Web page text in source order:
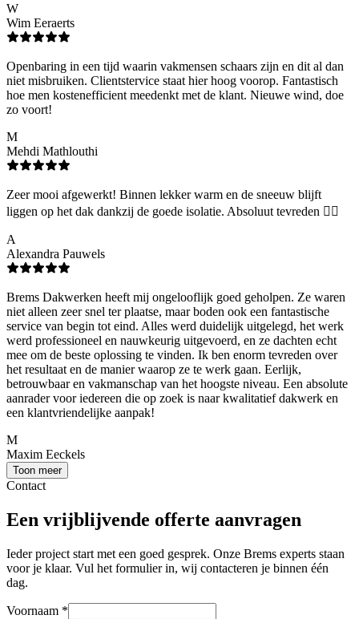
W
Wim Eeraerts
Openbaring in een tijd waarin vakmensen schaars zijn en dit al dan
niet misbruiken. Clientstervice staat hier hoog voorop. Fantastisch
hoe men kostenefficient meedenkt met de klant. Nieuwe wind, doe
zo voort!
M
Mehdi Mathlouthi
Zeer mooi afgewerkt! Binnen lekker warm en de sneeuw blijft
liggen op het dak dankzij de goede isolatie. Absoluut tevreden 👌🏻
A
Alexandra Pauwels
Brems Dakwerken heeft mij ongelooflijk goed geholpen. Ze waren
niet alleen zeer snel ter plaatse, maar boden ook een fantastische
service van begin tot eind. Alles werd duidelijk uitgelegd, het werk
werd professioneel en nauwkeurig uitgevoerd, en ze dachten echt
mee om de beste oplossing te vinden. Ik ben enorm tevreden over
het resultaat en de manier waarop ze te werk gaan. Eerlijk,
betrouwbaar en vakmanschap van het hoogste niveau. Een absolute
aanrader voor iedereen die op zoek is naar kwalitatief dakwerk en
een klantvriendelijke aanpak!
M
Maxim Eeckels
Toon meer
Contact
Een vrijblijvende offerte aanvragen
Ieder project start met een goed gesprek. Onze Brems experts staan
voor je klaar. Vul het formulier in, wij contacteren je binnen één
dag.
Voornaam *